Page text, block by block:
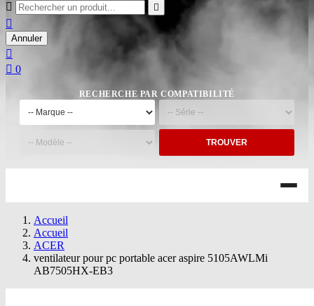
 

Annuler

 0
RECHERCHE PAR COMPATIBILITÉ
TROUVER
Accueil
Accueil
ACER
ventilateur pour pc portable acer aspire 5105AWLMi
AB7505HX-EB3